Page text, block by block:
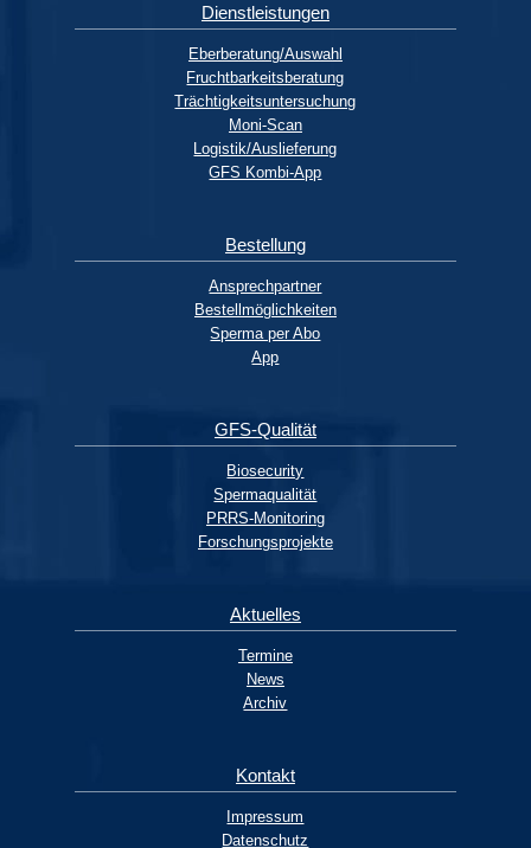
Dienstleistungen
Eberberatung/Auswahl
Fruchtbarkeitsberatung
Trächtigkeitsuntersuchung
Moni-Scan
Logistik/Auslieferung
GFS Kombi-App
Bestellung
Ansprechpartner
Bestellmöglichkeiten
Sperma per Abo
App
GFS-Qualität
Biosecurity
Spermaqualität
PRRS-Monitoring
Forschungsprojekte
Aktuelles
Termine
News
Archiv
Kontakt
Impressum
Datenschutz